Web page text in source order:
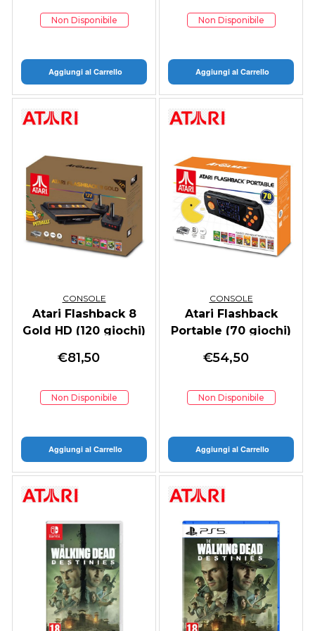
Non Disponibile
Aggiungi al Carrello
Non Disponibile
Aggiungi al Carrello
CONSOLE
Atari Flashback 8
Gold HD (120 giochi)
€81,50
Non Disponibile
Aggiungi al Carrello
CONSOLE
Atari Flashback
Portable (70 giochi)
€54,50
Non Disponibile
Aggiungi al Carrello